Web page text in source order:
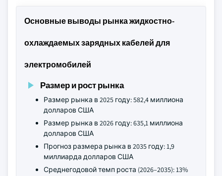
Основные выводы рынка жидкостно-
охлаждаемых зарядных кабелей для
электромобилей
Размер и рост рынка
Размер рынка в 2025 году: 582,4 миллиона
долларов США
Размер рынка в 2026 году: 635,1 миллиона
долларов США
Прогноз размера рынка в 2035 году: 1,9
миллиарда долларов США
Среднегодовой темп роста (2026–2035): 13%